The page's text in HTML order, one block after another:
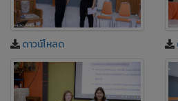
ดาวน์โหลด